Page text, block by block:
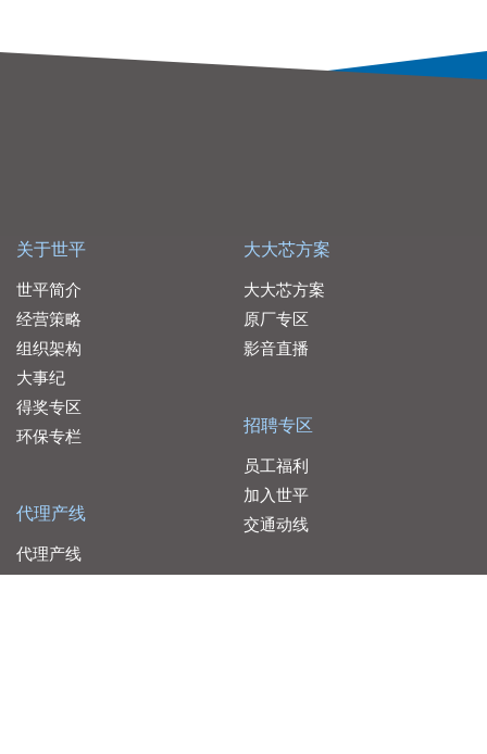
关于世平
世平简介
经营策略
组织架构
大事纪
得奖专区
环保专栏
代理产线
代理产线
大大芯方案
大大芯方案
原厂专区
影音直播
招聘专区
员工福利
加入世平
交通动线